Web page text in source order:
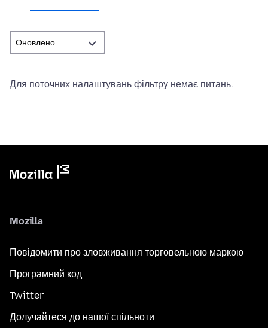
Для поточних налаштувань фільтру немає питань.
Mozilla
Повідомити про зловживання торговельною маркою
Програмний код
Twitter
Долучайтеся до нашої спільноти